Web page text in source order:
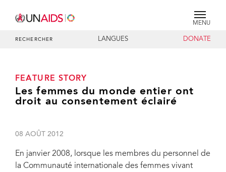
MENU
RECHERCHER LANGUES DONATE
FEATURE STORY
Les femmes du monde entier ont
droit au consentement éclairé
08 AOÛT 2012
En janvier 2008, lorsque les membres du personnel de
la Communauté internationale des femmes vivant